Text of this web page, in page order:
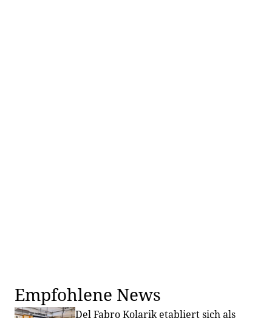
Empfohlene News
Del Fabro Kolarik etabliert sich als